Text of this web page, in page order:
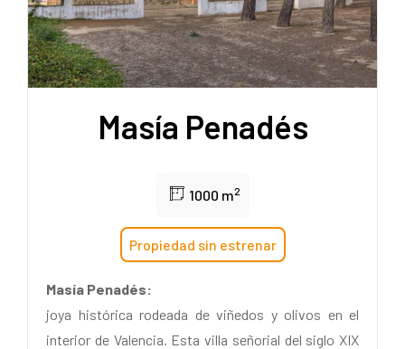
Masía Penadés
1000 m2
Propiedad sin estrenar
Masía Penadés:
joya histórica rodeada de viñedos y olivos en el
interior de Valencia. Esta villa señorial del siglo XIX